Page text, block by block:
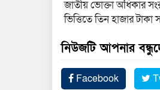
জাতীয় ভোক্তা অধিকার
ভিত্তিতে তিন হাজার
নিউজটি আপনার
Facebook